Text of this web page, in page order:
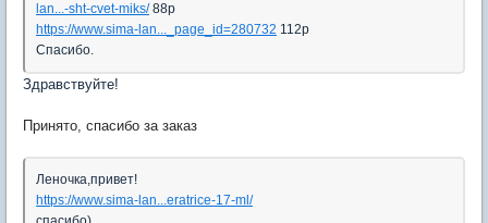
lan...-sht-cvet-miks/88р
https://www.sima-lan..._page_id=280732 112р
Спасибо.
Здравствуйте!
Принято, спасибо за заказ
Леночка,привет!
https://www.sima-lan...eratrice-17-ml/